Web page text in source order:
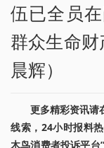
伍已全员
群众生命
晨辉）
更多精彩资讯请
线索，24小时报料
木鸟消费者投诉平台